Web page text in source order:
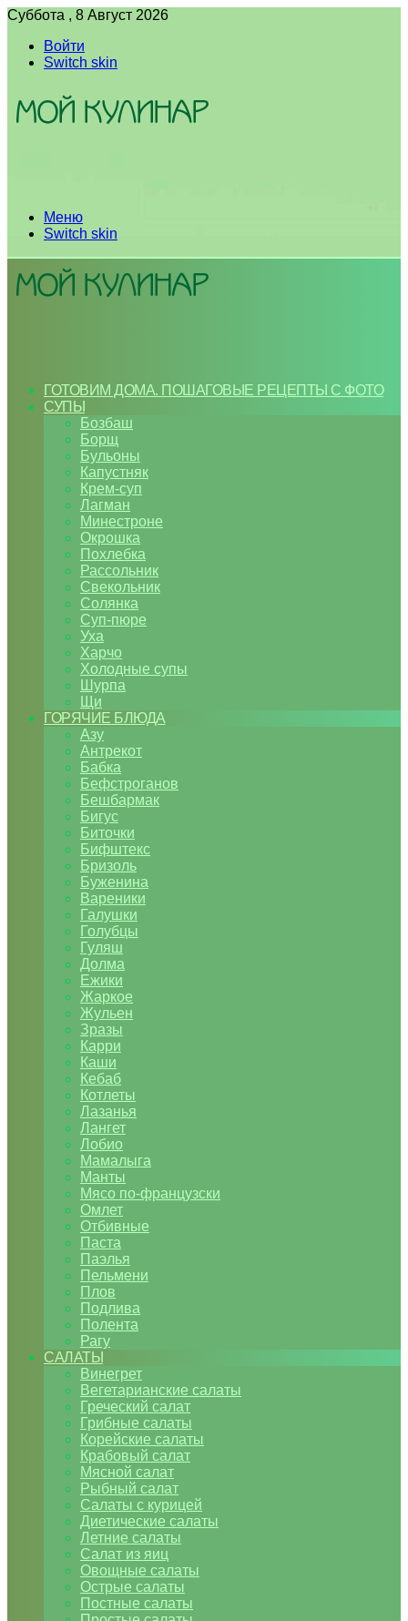
Суббота , 8 Август 2026
Войти
Switch skin
Меню
Switch skin
ГОТОВИМ ДОМА. ПОШАГОВЫЕ РЕЦЕПТЫ С ФОТО
СУПЫ
Бозбаш
Борщ
Бульоны
Капустняк
Крем-суп
Лагман
Минестроне
Окрошка
Похлебка
Рассольник
Свекольник
Солянка
Суп-пюре
Уха
Харчо
Холодные супы
Шурпа
Щи
ГОРЯЧИЕ БЛЮДА
Азу
Антрекот
Бабка
Бефстроганов
Бешбармак
Бигус
Биточки
Бифштекс
Бризоль
Буженина
Вареники
Галушки
Голубцы
Гуляш
Долма
Ежики
Жаркое
Жульен
Зразы
Карри
Каши
Кебаб
Котлеты
Лазанья
Лангет
Лобио
Мамалыга
Манты
Мясо по-французски
Омлет
Отбивные
Паста
Паэлья
Пельмени
Плов
Подлива
Полента
Рагу
САЛАТЫ
Винегрет
Вегетарианские салаты
Греческий салат
Грибные салаты
Корейские салаты
Крабовый салат
Мясной салат
Рыбный салат
Салаты с курицей
Диетические салаты
Летние салаты
Салат из яиц
Овощные салаты
Острые салаты
Постные салаты